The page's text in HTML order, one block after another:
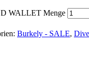
WALLET Menge
Burkely - SALE,